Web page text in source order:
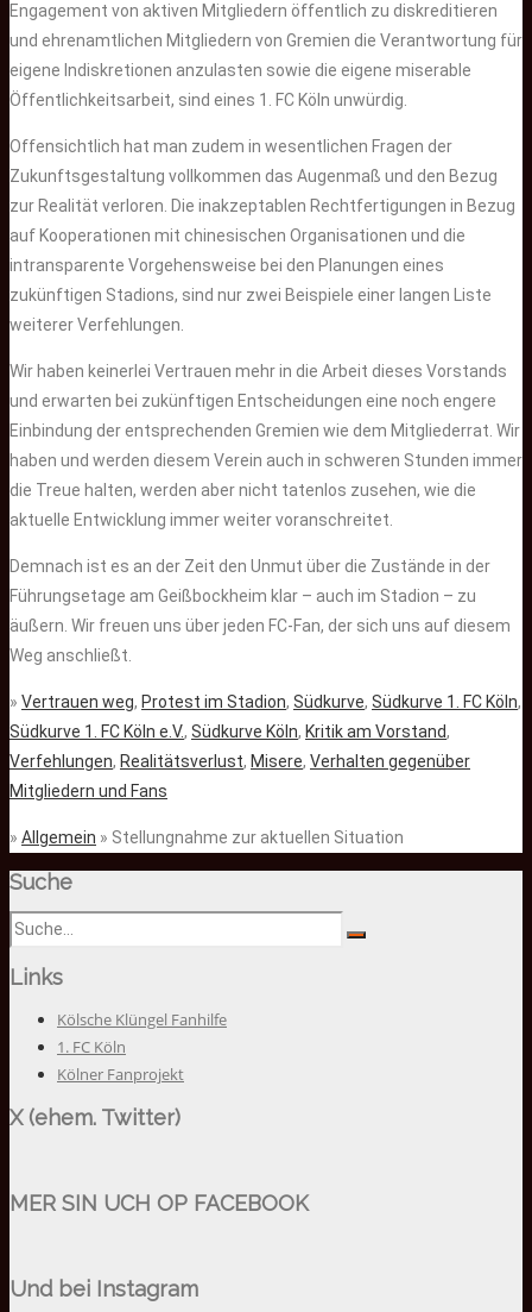
Engagement von aktiven Mitgliedern öffentlich zu diskreditieren
und ehrenamtlichen Mitgliedern von Gremien die Verantwortung für
eigene Indiskretionen anzulasten sowie die eigene miserable
Öffentlichkeitsarbeit, sind eines 1. FC Köln unwürdig.
Offensichtlich hat man zudem in wesentlichen Fragen der
Zukunftsgestaltung vollkommen das Augenmaß und den Bezug
zur Realität verloren. Die inakzeptablen Rechtfertigungen in Bezug
auf Kooperationen mit chinesischen Organisationen und die
intransparente Vorgehensweise bei den Planungen eines
zukünftigen Stadions, sind nur zwei Beispiele einer langen Liste
weiterer Verfehlungen.
Wir haben keinerlei Vertrauen mehr in die Arbeit dieses Vorstands
und erwarten bei zukünftigen Entscheidungen eine noch engere
Einbindung der entsprechenden Gremien wie dem Mitgliederrat. Wir
haben und werden diesem Verein auch in schweren Stunden immer
die Treue halten, werden aber nicht tatenlos zusehen, wie die
aktuelle Entwicklung immer weiter voranschreitet.
Demnach ist es an der Zeit den Unmut über die Zustände in der
Führungsetage am Geißbockheim klar – auch im Stadion – zu
äußern. Wir freuen uns über jeden FC-Fan, der sich uns auf diesem
Weg anschließt.
» Vertrauen weg, Protest im Stadion, Südkurve, Südkurve 1. FC Köln,
Südkurve 1. FC Köln e.V., Südkurve Köln, Kritik am Vorstand,
Verfehlungen, Realitätsverlust, Misere, Verhalten gegenüber
Mitgliedern und Fans
» Allgemein » Stellungnahme zur aktuellen Situation
Suche
Links
Kölsche Klüngel Fanhilfe
1. FC Köln
Kölner Fanprojekt
X (ehem. Twitter)
MER SIN UCH OP FACEBOOK
Und bei Instagram